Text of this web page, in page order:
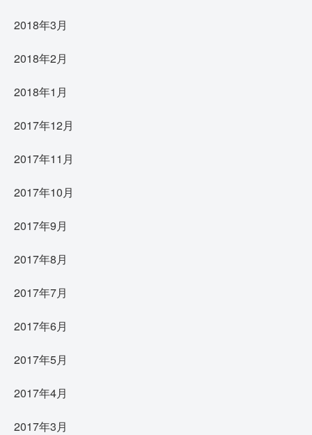
2018年3月
2018年2月
2018年1月
2017年12月
2017年11月
2017年10月
2017年9月
2017年8月
2017年7月
2017年6月
2017年5月
2017年4月
2017年3月